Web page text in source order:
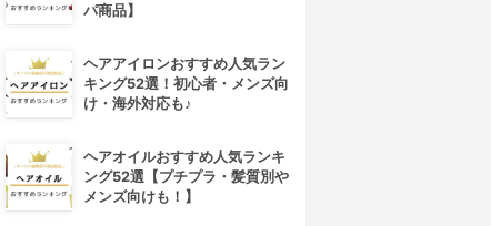
パ商品】
ヘアアイロンおすすめ人気ラン
キング52選！初心者・メンズ向
け・海外対応も♪
ヘアオイルおすすめ人気ランキ
ング52選【プチプラ・髪質別や
メンズ向けも！】